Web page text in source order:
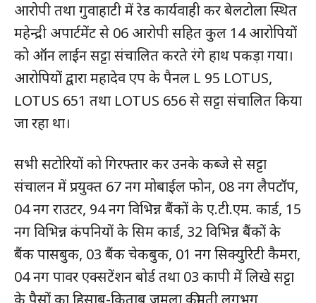
आरोपी तथा गुवाहाटी में रेड कार्यवाही कर बेलटोला स्थित
महेन्द्री अपार्टमेंट से 06 आरोपी सहित कुल 14 आरोपियों
को ऑन लाईन सट्टा संचालित करते रंगे हाथ पकड़ा गया।
आरोपियों द्वारा महादेव एप के पैनल L 95 LOTUS,
LOTUS 651 तथा LOTUS 656 से सट्टा संचालित किया
जा रहा था।
सभी सटोरियों को गिरफ्तार कर उनके कब्जे से सट्टा
संचालन में प्रयुक्त 67 नग मोबाईल फोन, 08 नग लैपटॉप,
04 नग राउटर, 94 नग विभिन्न बैंकों के ए.टी.एम. कार्ड, 15
नग विभिन्न कंपनियों के सिम कार्ड, 32 विभिन्न बैंकों के
बैंक पासबुक, 03 बैंक चेकबुक, 01 नग सिक्युरिटी कैमरा,
04 नग पावर एक्सटेंशन बोर्ड तथा 03 कापी में लिखे सट्टा